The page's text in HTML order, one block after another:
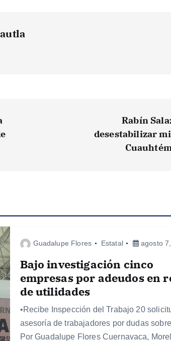
Rabín
desestabilizar
Guadalupe Flores Estatal agosto
Bajo investigación cinco
empresas por adeudos en
de utilidades
•Recibe Inspección del Trabajo 20
asesoría de trabajadores por dudas
Por Guadalupe Flores Cuernavaca,